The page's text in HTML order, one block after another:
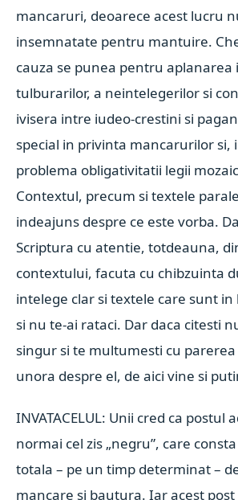
mancaruri, deoarece acest lucru
insemnatate pentru mantuire.
cauza se punea pentru aplanarea
tulburarilor, a neintelegerilor si
ivisera intre iudeo-crestini si
special in privinta mancarurilor si,
problema obligativitatii legii
Contextul, precum si textele
indeajuns despre ce este vorba.
Scriptura cu atentie, totdeauna,
contextului, facuta cu chibzuinta
intelege clar si textele care sunt
si nu te-ai rataci. Dar daca citesti
singur si te multumesti cu
unora despre el, de aici vine si
INVATACELUL: Unii cred ca postul
normai cel zis „negru”, care
totala – pe un timp determinat –
mancare si bautura. Iar acest